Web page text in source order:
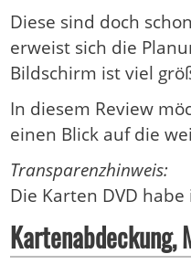
Diese sind doch
erweist sich die
Bildschirm ist viel
In diesem Review
einen Blick auf die
Transparenzhinweis:
Die Karten DVD
Kartenabdeckung,